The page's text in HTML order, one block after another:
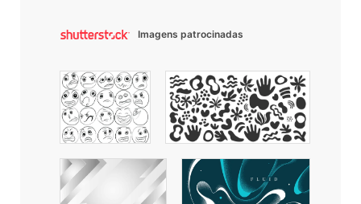
Imagens patrocinadas